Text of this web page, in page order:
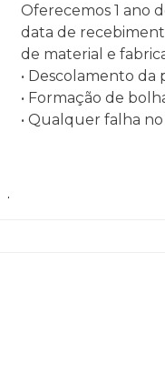
Oferecemos 1 ano
data de
de material e
• Descolamento da
• Formação de
• Qualquer falha
.